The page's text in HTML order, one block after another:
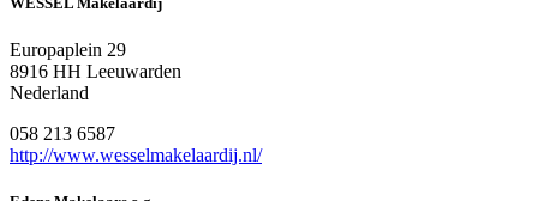
Europaplein 29
8916 HH Leeuwarden
Nederland
058 213 6587
http://www.wesselmakelaardij.nl/